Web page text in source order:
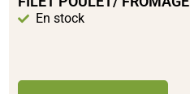
En stock